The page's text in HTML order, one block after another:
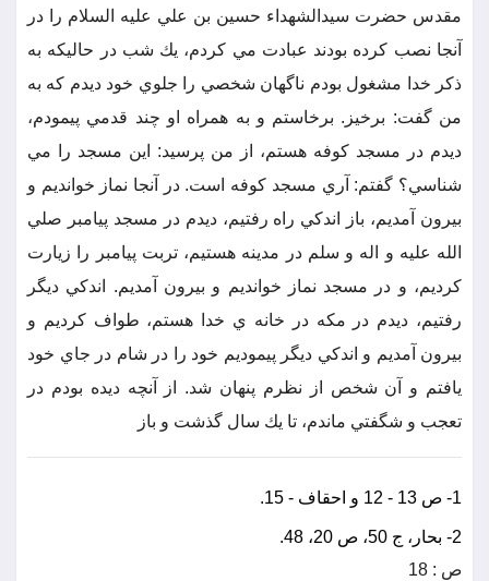
مقدس حضرت سيدالشهداء حسين بن علي عليه السلام را در
آنجا نصب كرده بودند عبادت مي كردم، يك شب در حاليكه به
ذكر خدا مشغول بودم ناگهان شخصي را جلوي خود ديدم كه به
من گفت: برخيز. برخاستم و به همراه او چند قدمي پيمودم،
ديدم در مسجد كوفه هستم، از من پرسيد: اين مسجد را مي
شناسي؟ گفتم: آري مسجد كوفه است. در آنجا نماز خوانديم و
بيرون آمديم، باز اندكي راه رفتيم، ديدم در مسجد پيامبر صلي
الله عليه و اله و سلم در مدينه هستيم، تربت پيامبر را زيارت
كرديم، و در مسجد نماز خوانديم و بيرون آمديم. اندكي ديگر
رفتيم، ديدم در مكه در خانه ي خدا هستم، طواف كرديم و
بيرون آمديم و اندكي ديگر پيموديم خود را در شام در جاي خود
يافتم و آن شخص از نظرم پنهان شد. از آنچه ديده بودم در
تعجب و شگفتي ماندم، تا يك سال گذشت و باز
1- ص 13 - 12 و احقاف - 15.
2- بحار، ج 50، ص 20، 48.
ص : 18